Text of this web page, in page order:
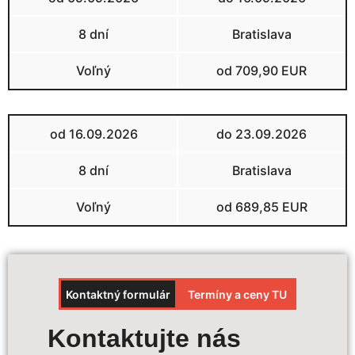
8 dní Bratislava
Voľný od 709,90 EUR
od 16.09.2026 do 23.09.2026
8 dní Bratislava
Voľný od 689,85 EUR
Kontaktný formulár Termíny a ceny TU
Kontaktujte nás
Výpočet ceny